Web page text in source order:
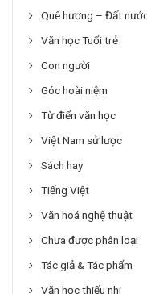
Quê hương – Đất
Văn học Tuổi trẻ
Con người
Góc hoài niệm
Từ điển văn học
Việt Nam sử lược
Sách hay
Tiếng Việt
Văn hoá nghệ thuật
Chưa được phân loại
Tác giả & Tác phẩm
Văn học thiếu nhi